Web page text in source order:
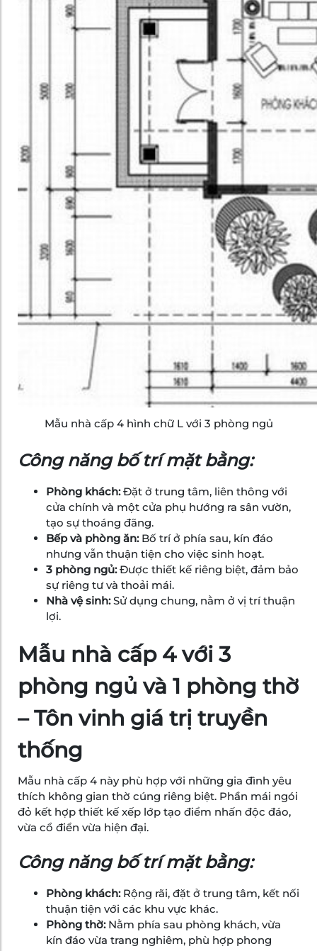
Mẫu nhà cấp 4 hình chữ L với 3 phòng ngủ
Công năng bố trí mặt bằng:
Phòng khách:Đặt ở trung tâm, liên thông với
cửa chính và một cửa phụ hướng ra sân vườn,
tạo sự thoáng đãng.
Bếp và phòng ăn:Bố trí ở phía sau, kín đáo
nhưng vẫn thuận tiện cho việc sinh hoạt.
3 phòng ngủ:Được thiết kế riêng biệt, đảm bảo
sự riêng tư và thoải mái.
Nhà vệ sinh:Sử dụng chung, nằm ở vị trí thuận
lợi.
Mẫu nhà cấp 4 với 3
phòng ngủ và 1 phòng thờ
– Tôn vinh giá trị truyền
thống
Mẫu nhà cấp 4 này phù hợp với những gia đình yêu
thích không gian thờ cúng riêng biệt. Phần mái ngói
đỏ kết hợp thiết kế xếp lớp tạo điểm nhấn độc đáo,
vừa cổ điển vừa hiện đại.
Công năng bố trí mặt bằng:
Phòng khách:Rộng rãi, đặt ở trung tâm, kết nối
thuận tiện với các khu vực khác.
Phòng thờ:Nằm phía sau phòng khách, vừa
kín đáo vừa trang nghiêm, phù hợp phong